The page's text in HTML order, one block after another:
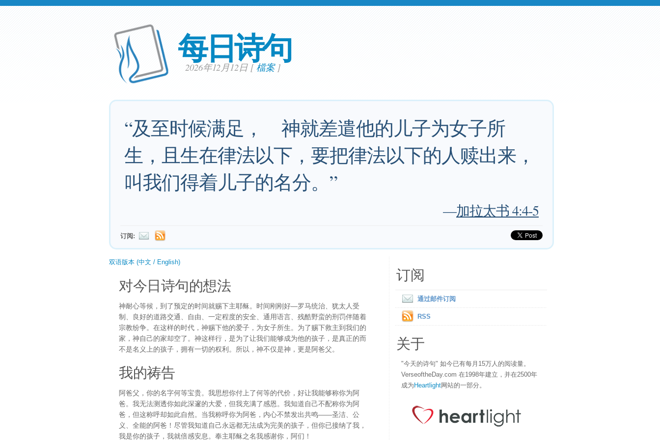
每日诗句
2026年12月12日 [檔案]
“及至时候满足， 神就差遣他的儿子为女子所
生，且生在律法以下，要把律法以下的人赎出来，
叫我们得着儿子的名分。”
—加拉太书 4:4-5
订阅:
双语版本 (中文 / English)
对今日诗句的想法
神耐心等候，到了预定的时间就赐下主耶稣。时间刚刚好—罗马统治、犹太人受
制、良好的道路交通、自由、一定程度的安全、通用语言、残酷野蛮的刑罚伴随着
宗教纷争。在这样的时代，神赐下他的爱子，为女子所生。为了赐下救主到我们的
家，神自己的家却空了。神这样行，是为了让我们能够成为他的孩子，是真正的而
不是名义上的孩子，拥有一切的权利。所以，神不仅是神，更是阿爸父。
我的祷告
阿爸父，你的名字何等宝贵。我思想你付上了何等的代价，好让我能够称你为阿
爸。我无法测透你如此深邃的大爱，但我充满了感恩。我知道自己不配称你为阿
爸，但这称呼却如此自然。当我称呼你为阿爸，内心不禁发出共鸣——圣洁、公
义、全能的阿爸！尽管我知道自己永远都无法成为完美的孩子，但你已接纳了我，
我是你的孩子，我就倍感安息。奉主耶稣之名我感谢你，阿们！
订阅
通过邮件订阅
RSS
关于
"今天的诗句" 如今已有每月15万人的阅读量。
VerseoftheDay.com 在1998年建立，并在2500年
成为 Heartlight网站的一部分。